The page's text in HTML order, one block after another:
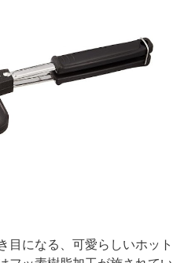
目になる、可愛らしいホット